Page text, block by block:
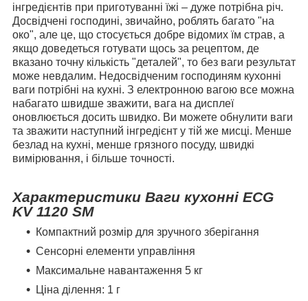
інгредієнтів при приготуванні їжі – дуже потрібна річ.
Досвідчені господині, звичайно, роблять багато "на
око", але це, що стосується добре відомих їм страв, а
якщо доведеться готувати щось за рецептом, де
вказано точну кількість "деталей", то без ваги результат
може невдалим. Недосвідченим господиням кухонні
ваги потрібні на кухні. З електронною вагою все можна
набагато швидше зважити, вага на дисплеї
оновлюється досить швидко. Ви можете обнулити ваги
та зважити наступний інгредієнт у тій же мисці. Менше
безлад на кухні, менше грязного посуду, швидкі
вимірювання, і більше точності.
Характеристики Ваги кухонні ECG
KV 1120 SM
Компактний розмір для зручного зберігання
Сенсорні елементи управління
Максимальне навантаження 5 кг
Ціна ділення: 1 г